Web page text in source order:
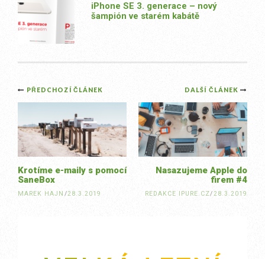
iPhone SE 3. generace – nový
šampión ve starém kabátě
Post
navigation
DALŠÍ ČLÁNEK
Nasazujeme Apple do
firem #4
REDAKCE IPURE.CZ/28.3.2019
PŘEDCHOZÍ ČLÁNEK
Krotíme e-maily s pomocí
SaneBox
MAREK HAJN /28.3.2019